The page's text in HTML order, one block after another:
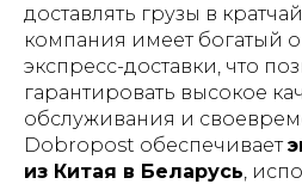
доставлять грузы в
компания имеет богатый
экспресс-доставки, что
гарантировать высокое
обслуживания и
Dobropost обеспечивает
из Китая в Беларусь,